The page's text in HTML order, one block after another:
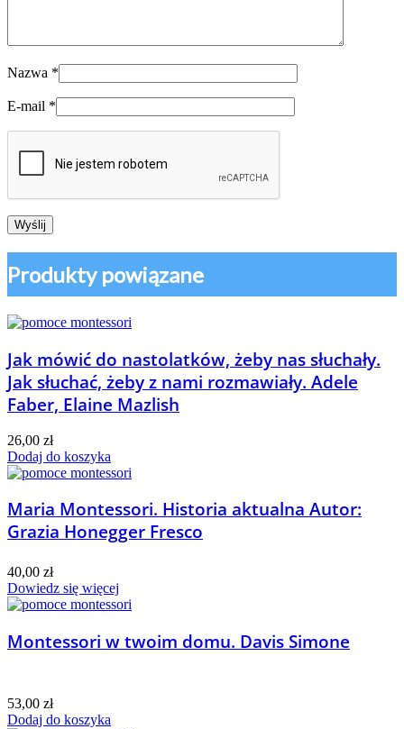
Nazwa *
E-mail *
Produkty powiązane
Jak mówić do nastolatków, żeby nas słuchały.
Jak słuchać, żeby z nami rozmawiały. Adele
Faber, Elaine Mazlish
26,00 zł
Dodaj do koszyka
Maria Montessori. Historia aktualna Autor:
Grazia Honegger Fresco
40,00 zł
Dowiedz się więcej
Montessori w twoim domu. Davis Simone
53,00 zł
Dodaj do koszyka